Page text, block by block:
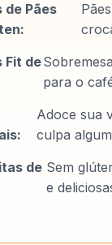
de Pães
Fit de
para o
Adoce sua
culpa
de Sem
e